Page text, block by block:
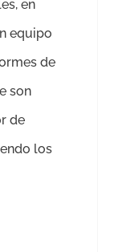
en
equipo
de
son
de
los